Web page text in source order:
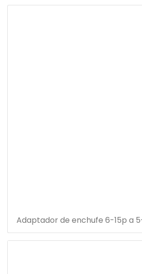
Adaptador de enchufe 6-15p a